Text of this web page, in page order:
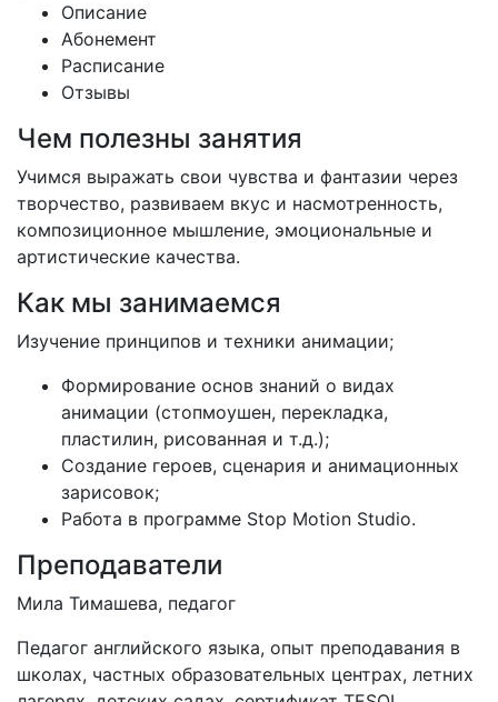
Описание
Абонемент
Расписание
Отзывы
Чем полезны занятия
Учимся выражать свои чувства и фантазии через
творчество, развиваем вкус и насмотренность,
композиционное мышление, эмоциональные и
артистические качества.
Как мы занимаемся
Изучение принципов и техники анимации;
Формирование основ знаний о видах
анимации (стопмоушен, перекладка,
пластилин, рисованная и т.д.);
Создание героев, сценария и анимационных
зарисовок;
Работа в программе Stop Motion Studio.
Преподаватели
Мила Тимашева, педагог
Педагог английского языка, опыт преподавания в
школах, частных образовательных центрах, летних